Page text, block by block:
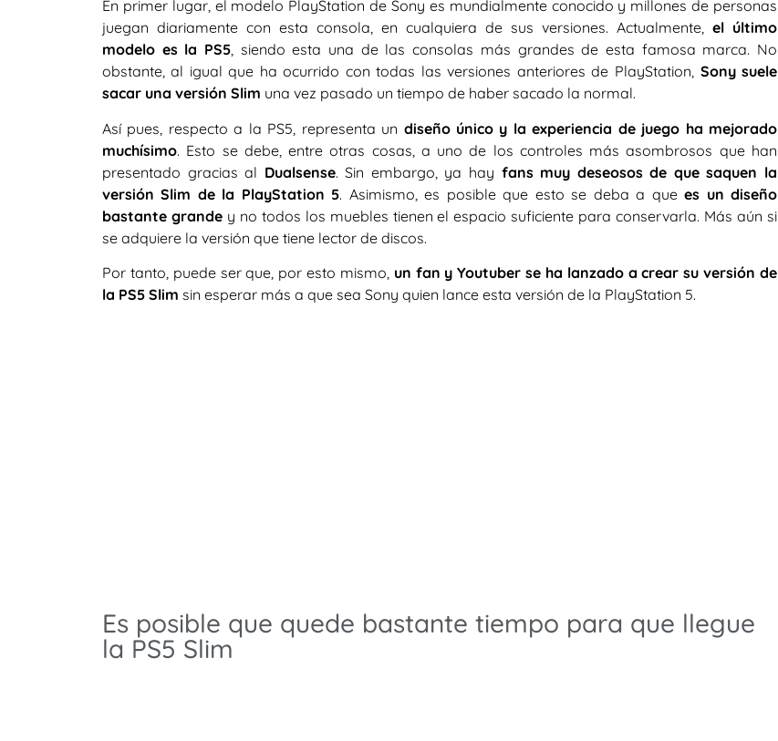
En primer lugar, el modelo PlayStation de Sony es mundialmente conocido y millones de personas
juegan diariamente con esta consola, en cualquiera de sus versiones. Actualmente, el último
modelo es la PS5, siendo esta una de las consolas más grandes de esta famosa marca. No
obstante, al igual que ha ocurrido con todas las versiones anteriores de PlayStation, Sony suele
sacar una versión Slim una vez pasado un tiempo de haber sacado la normal.
Así pues, respecto a la PS5, representa un diseño único y la experiencia de juego ha mejorado
muchísimo. Esto se debe, entre otras cosas, a uno de los controles más asombrosos que han
presentado gracias al Dualsense. Sin embargo, ya hay fans muy deseosos de que saquen la
versión Slim de la PlayStation 5. Asimismo, es posible que esto se deba a quees un diseño
bastante grandey no todos los muebles tienen el espacio suficiente para conservarla. Más aún si
se adquiere la versión que tiene lector de discos.
Por tanto, puede ser que, por esto mismo, un fan y Youtuber se ha lanzado a crear su versión de
la PS5 Slim sin esperar más a que sea Sony quien lance esta versión de la PlayStation 5.
Es posible que quede bastante tiempo para que llegue
la PS5 Slim